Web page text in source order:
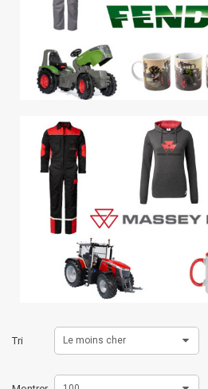
Tri Le moins cher